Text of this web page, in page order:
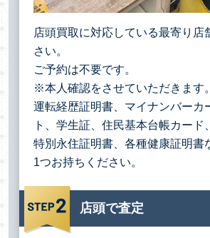
店頭買取に対応している最寄り店
さい。
ご予約は不要です。
※本人確認をさせていただきます
運転経歴証明書、マイナンバーカ
ト、学生証、住民基本台帳カード
特別永住証明書、各種健康証明書
1つお持ちください。
店頭で査定